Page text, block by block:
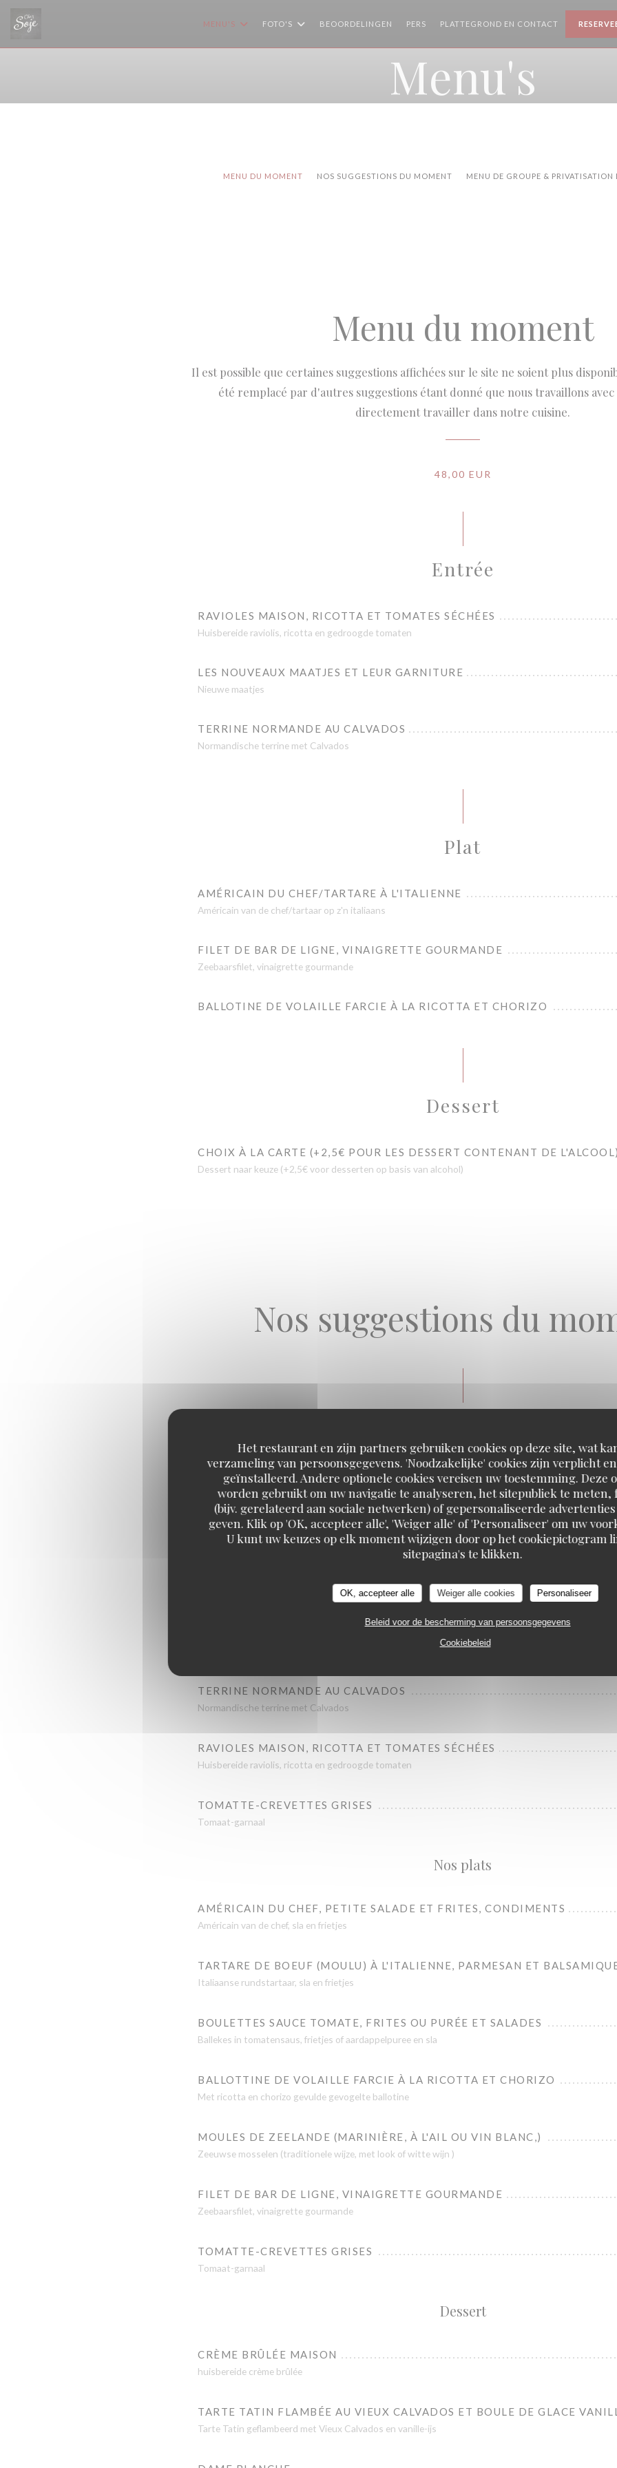
Het restaurant en zijn partners gebruiken cookies op deze site, wat
verzameling van persoonsgegevens. 'Noodzakelijke' cookies zijn verplicht
geïnstalleerd. Andere optionele cookies vereisen uw toestemming. Deze
worden gebruikt om uw navigatie te analyseren, het sitepubliek te meten,
(bijv. gerelateerd aan sociale netwerken) of gepersonaliseerde
geven. Klik op 'OK, accepteer alle', 'Weiger alle' of 'Personaliseer' om uw
U kunt uw keuzes op elk moment wijzigen door op het cookiepictogram
sitepagina's te klikken.
OK, accepteer alle Weiger alle cookies Personaliseer
Beleid voor de bescherming van persoonsgegevens
Cookiebeleid
MENU'S FOTO'S BEOORDELINGEN PERS PLATTEGROND EN CONTACT
Menu's
MENU DU MOMENT NOS SUGGESTIONS DU MOMENT MENU DE GROUPE & PRIVATISATION
Menu du moment
Il est possible que certaines suggestions affichées sur le site ne soient plus
été remplacé par d'autres suggestions étant donné que nous travaillons
directement travailler dans notre cuisine.
48,00 EUR
Entrée
RAVIOLES MAISON, RICOTTA ET TOMATES SÉCHÉES
Huisbereide raviolis, ricotta en gedroogde tomaten
LES NOUVEAUX MAATJES ET LEUR GARNITURE
Nieuwe maatjes
TERRINE NORMANDE AU CALVADOS
Normandische terrine met Calvados
Plat
AMÉRICAIN DU CHEF/TARTARE À L'ITALIENNE
Américain van de chef/tartaar op z'n italiaans
FILET DE BAR DE LIGNE, VINAIGRETTE GOURMANDE
Zeebaarsfilet, vinaigrette gourmande
BALLOTINE DE VOLAILLE FARCIE À LA RICOTTA ET CHORIZO
Dessert
CHOIX À LA CARTE (+2,5€ POUR LES DESSERT CONTENANT DE
Dessert naar keuze (+2,5€ voor desserten op basis van alcohol)
Nos suggestions du
Entrée
DUO DE CROQUETTES MAISON (FROMAGE ET CREVETTES)
Duo van huisbereide kroketten (kaas en garnaal)
Gerookte "Holstein" rundcarpaccio
TERRINE NORMANDE AU CALVADOS
Normandische terrine met Calvados
RAVIOLES MAISON, RICOTTA ET TOMATES SÉCHÉES
Huisbereide raviolis, ricotta en gedroogde tomaten
TOMATTE-CREVETTES GRISES
Tomaat-garnaal
Nos plats
AMÉRICAIN DU CHEF, PETITE SALADE ET FRITES, CONDIMENTS
Américain van de chef, sla en frietjes
TARTARE DE BOEUF (MOULU) À L'ITALIENNE, PARMESAN ET
Italiaanse rundstartaar, sla en frietjes
BOULETTES SAUCE TOMATE, FRITES OU PURÉE ET SALADES
Ballekes in tomatensaus, frietjes of aardappelpuree en sla
BALLOTTINE DE VOLAILLE FARCIE À LA RICOTTA ET CHORIZO
Met ricotta en chorizo gevulde gevogelte ballotine
MOULES DE ZEELANDE (MARINIÈRE, À L'AIL OU VIN BLANC,)
Zeeuwse mosselen (traditionele wijze, met look of witte wijn )
FILET DE BAR DE LIGNE, VINAIGRETTE GOURMANDE
Zeebaarsfilet, vinaigrette gourmande
TOMATTE-CREVETTES GRISES
Tomaat-garnaal
Dessert
CRÈME BRÛLÉE MAISON
huisbereide crème brûlée
TARTE TATIN FLAMBÉE AU VIEUX CALVADOS ET BOULE DE GLACE
Tarte Tatin geflambeerd met Vieux Calvados en vanille-ijs